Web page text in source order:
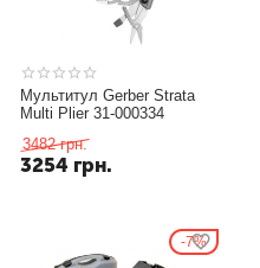
Мультитул Gerber Strata
Multi Plier 31-000334
3482 грн.
3254 грн.
7%